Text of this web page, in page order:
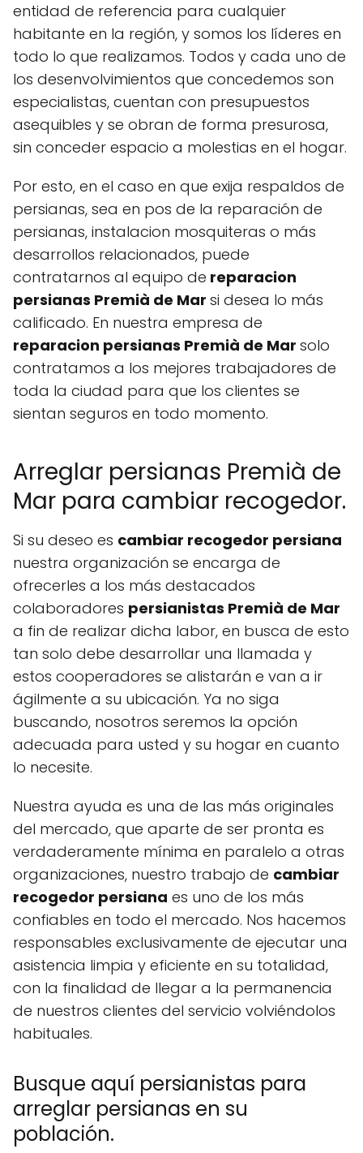
entidad de referencia para cualquier
habitante en la región, y somos los líderes en
todo lo que realizamos. Todos y cada uno de
los desenvolvimientos que concedemos son
especialistas, cuentan con presupuestos
asequibles y se obran de forma presurosa,
sin conceder espacio a molestias en el hogar.
Por esto, en el caso en que exija respaldos de
persianas, sea en pos de la reparación de
persianas, instalacion mosquiteras o más
desarrollos relacionados, puede
contratarnos al equipo de reparacion
persianas Premià de Mar si desea lo más
calificado. En nuestra empresa de
reparacion persianas Premià de Mar solo
contratamos a los mejores trabajadores de
toda la ciudad para que los clientes se
sientan seguros en todo momento.
Arreglar persianas Premià de
Mar para cambiar recogedor.
Si su deseo es cambiar recogedor persiana
nuestra organización se encarga de
ofrecerles a los más destacados
colaboradores persianistas Premià de Mar
a fin de realizar dicha labor, en busca de esto
tan solo debe desarrollar una llamada y
estos cooperadores se alistarán e van a ir
ágilmente a su ubicación. Ya no siga
buscando, nosotros seremos la opción
adecuada para usted y su hogar en cuanto
lo necesite.
Nuestra ayuda es una de las más originales
del mercado, que aparte de ser pronta es
verdaderamente mínima en paralelo a otras
organizaciones, nuestro trabajo de cambiar
recogedor persiana es uno de los más
confiables en todo el mercado. Nos hacemos
responsables exclusivamente de ejecutar una
asistencia limpia y eficiente en su totalidad,
con la finalidad de llegar a la permanencia
de nuestros clientes del servicio volviéndolos
habituales.
Busque aquí persianistas para
arreglar persianas en su
población.